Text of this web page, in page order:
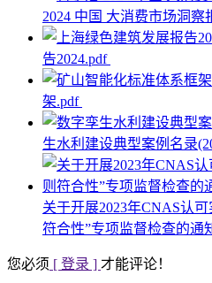
2024 中国 大消费市场洞察
告2024.pdf
架.pdf
生水利建设典型案例名录
关于开展2023年CNAS认
符合性”专项监督检查的通
您必须 [ 登录 ] 才能评论！